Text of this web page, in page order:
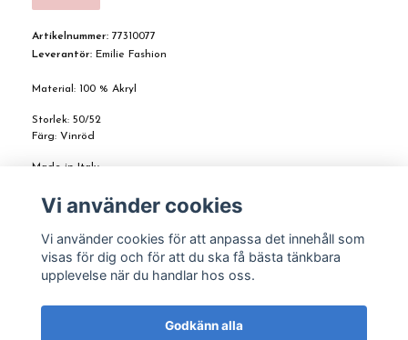
Artikelnummer: 77310077
Leverantör: Emilie Fashion
Material: 100 % Akryl
Storlek: 50/52
Färg: Vinröd
Made in Italy
Vi använder cookies
Vi använder cookies för att anpassa det innehåll som
visas för dig och för att du ska få bästa tänkbara
upplevelse när du handlar hos oss.
Godkänn alla